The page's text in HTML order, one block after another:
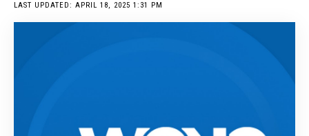
LAST UPDATED: APRIL 18, 2025 1:31 PM